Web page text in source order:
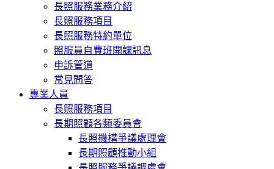
長照服務業務介紹
長照服務項目
長照服務特約單位
照服員自費班開課訊息
申訴管道
常見問答
專業人員
長照服務項目
長期照顧各類委員會
長照機構爭議處理會
長期照顧推動小組